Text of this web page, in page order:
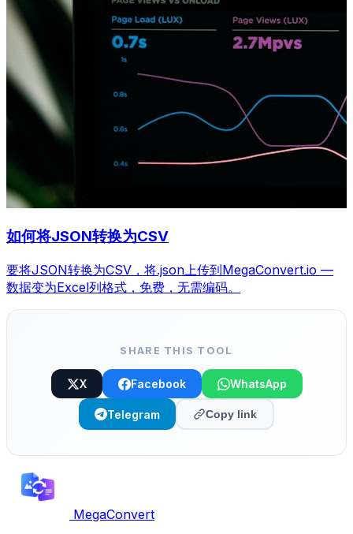
如何将JSON转换为CSV
要将JSON转换为CSV，将.json上传到MegaConvert.io —
数据变为Excel列格式，免费，无需编码。
SHARE THIS TOOL
X Facebook WhatsApp
Telegram Copy link
MegaConvert